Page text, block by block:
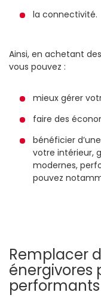
la connectivité.
Ainsi, en achetant
vous pouvez :
mieux gérer
faire des
bénéficier
votre intérieur,
modernes,
pouvez
Remplacer
énergivores
performants